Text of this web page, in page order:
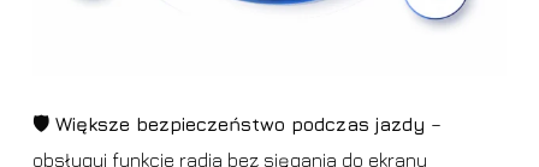
🛡️ Większe bezpieczeństwo podczas jazdy –
obsługuj funkcje radia bez sięgania do ekranu